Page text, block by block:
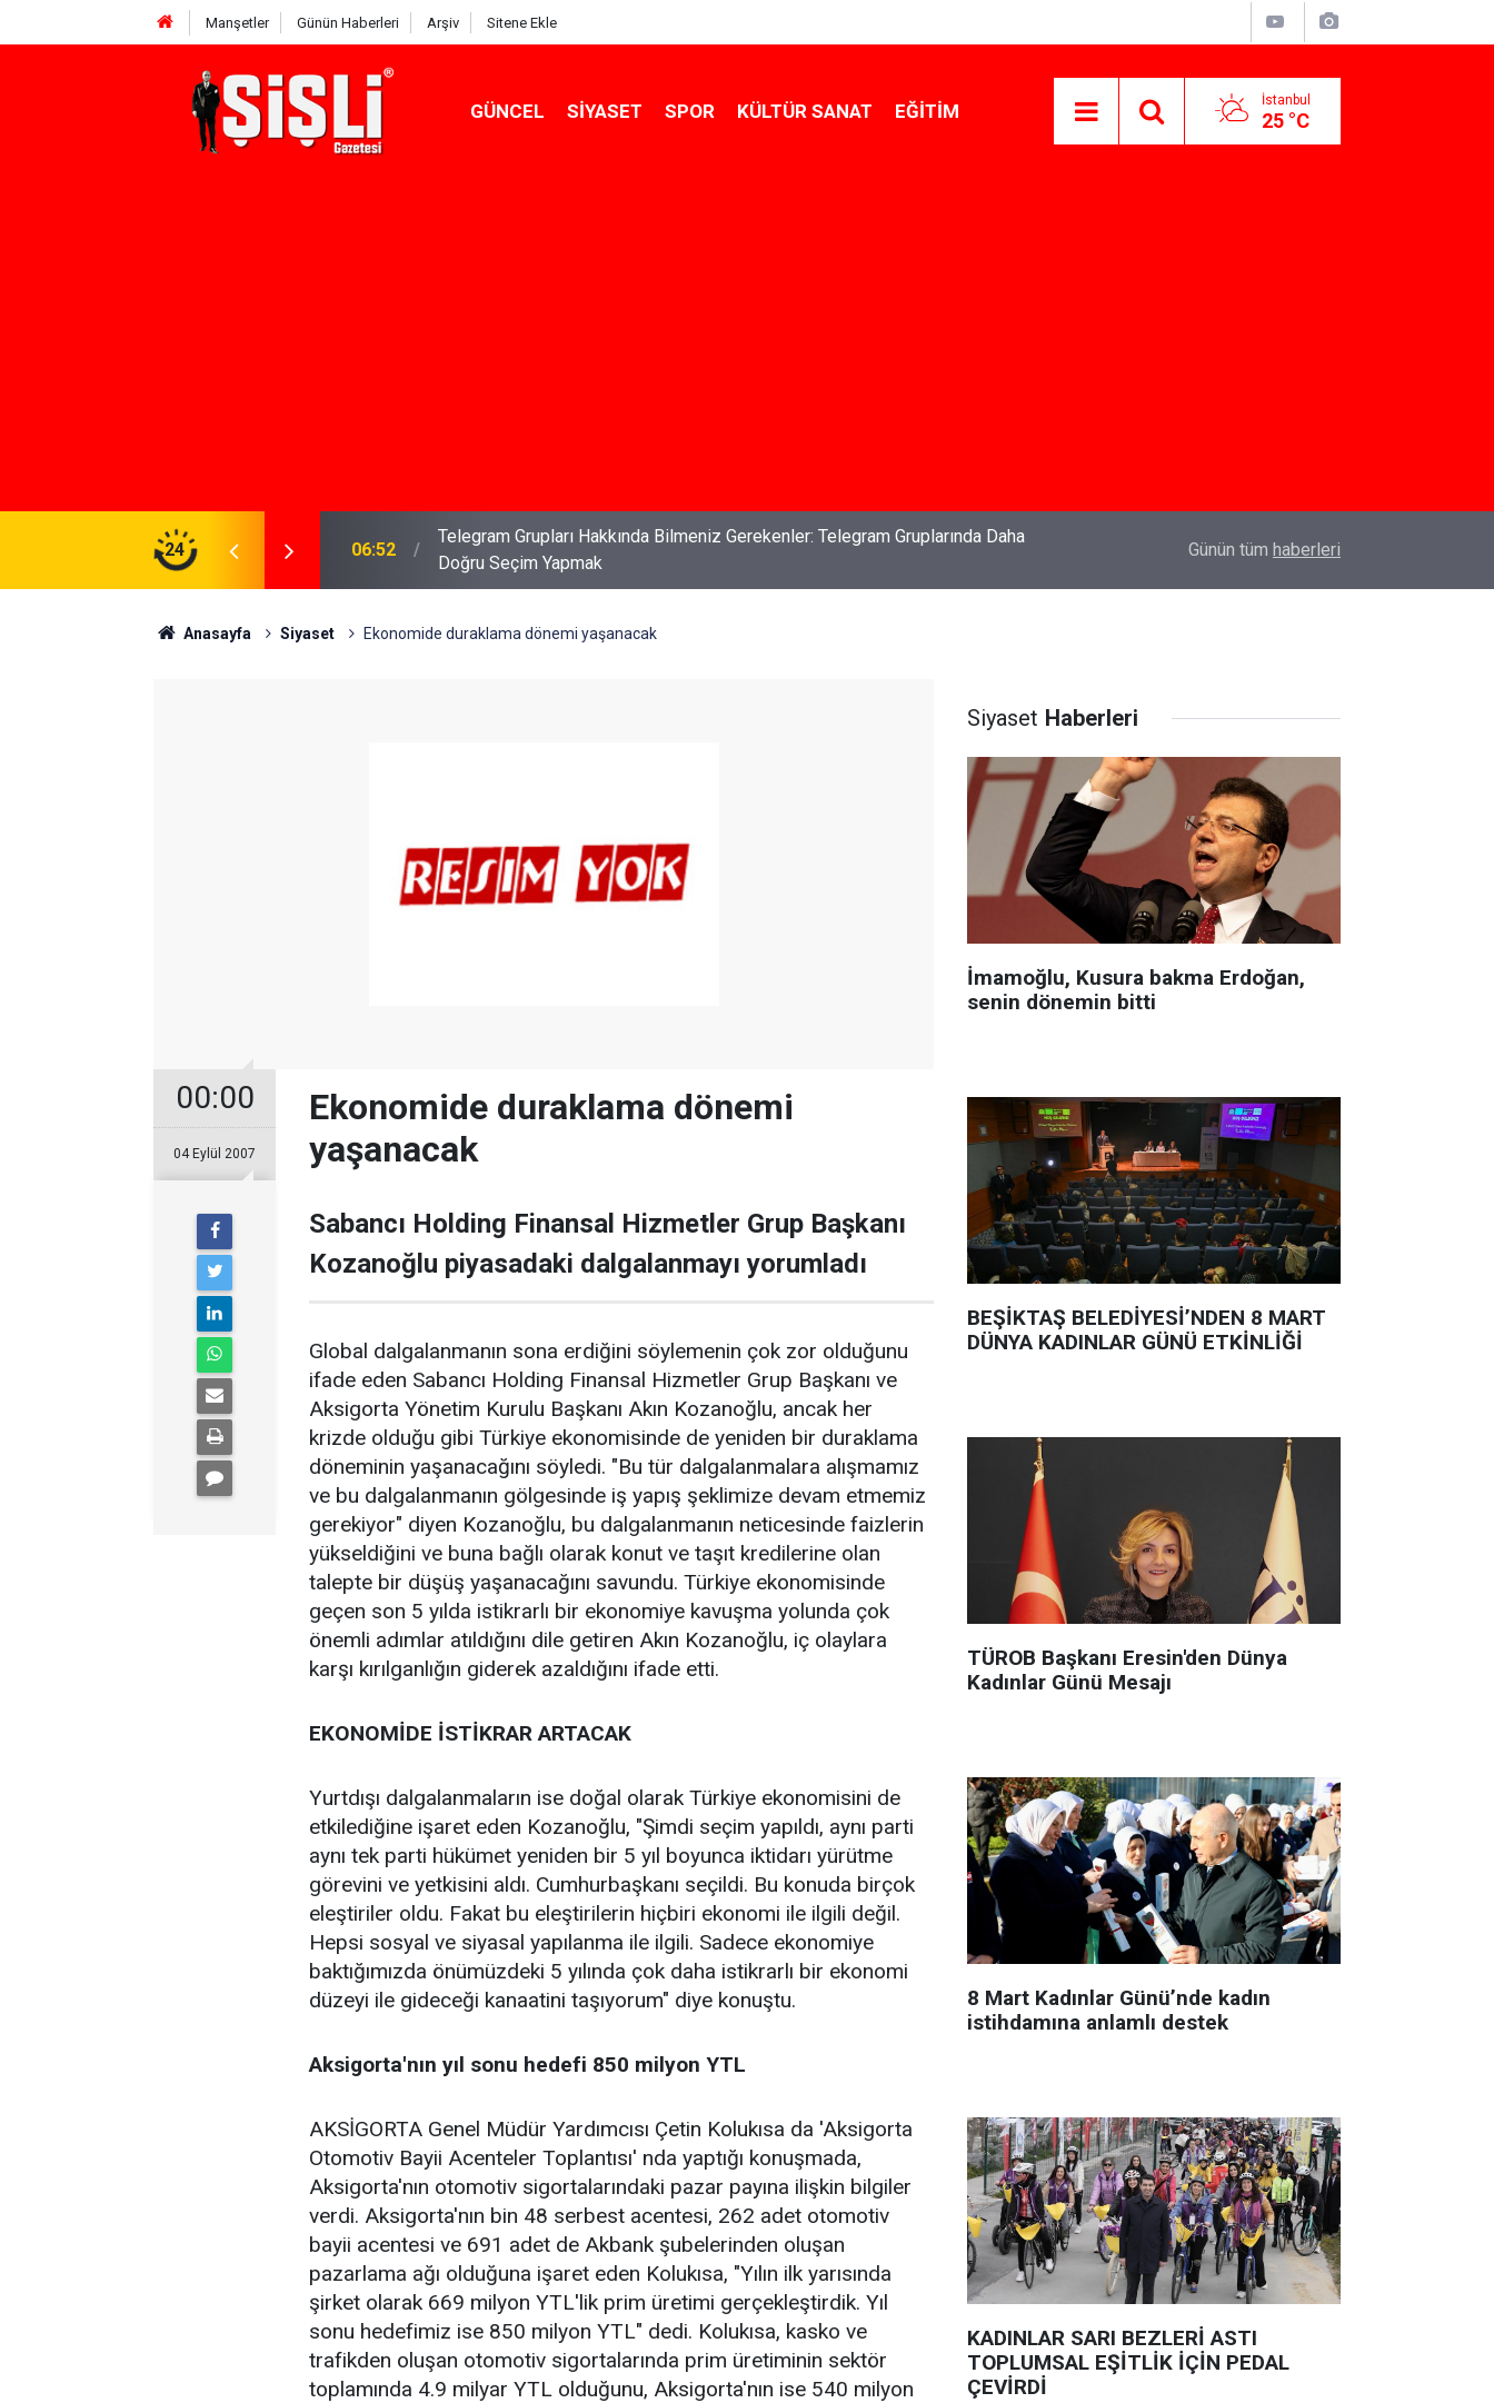
Manşetler Günün Haberleri Arşiv Sitene Ekle
GÜNCEL SIYASET SPOR KÜLTÜR SANAT EĞITIM İstanbul
25 °C
24
Gerekenler: Telegram Gruplarında Daha
04:43 İş Davaları: Haklarınızı Bilmek ve Koruma Altına Almak Özlem Drahyalı Kimdir, Nereli ve Kaç
Günün tüm haberleri
Anasayfa Siyaset Ekonomide duraklama dönemi yaşanacak
00:00
04 Eylül 2007
Ekonomide duraklama dönemi
yaşanacak
Sabancı Holding Finansal Hizmetler Grup Başkanı
Kozanoğlu piyasadaki dalgalanmayı yorumladı
Global dalgalanmanın sona erdiğini söylemenin çok zor olduğunu
ifade eden Sabancı Holding Finansal Hizmetler Grup Başkanı ve
Aksigorta Yönetim Kurulu Başkanı Akın Kozanoğlu, ancak her
krizde olduğu gibi Türkiye ekonomisinde de yeniden bir duraklama
döneminin yaşanacağını söyledi. "Bu tür dalgalanmalara alışmamız
ve bu dalgalanmanın gölgesinde iş yapış şeklimize devam etmemiz
gerekiyor" diyen Kozanoğlu, bu dalgalanmanın neticesinde faizlerin
yükseldiğini ve buna bağlı olarak konut ve taşıt kredilerine olan
talepte bir düşüş yaşanacağını savundu. Türkiye ekonomisinde
geçen son 5 yılda istikrarlı bir ekonomiye kavuşma yolunda çok
önemli adımlar atıldığını dile getiren Akın Kozanoğlu, iç olaylara
karşı kırılganlığın giderek azaldığını ifade etti.
EKONOMİDE İSTİKRAR ARTACAK
Yurtdışı dalgalanmaların ise doğal olarak Türkiye ekonomisini de
etkilediğine işaret eden Kozanoğlu, "Şimdi seçim yapıldı, aynı parti
aynı tek parti hükümet yeniden bir 5 yıl boyunca iktidarı yürütme
görevini ve yetkisini aldı. Cumhurbaşkanı seçildi. Bu konuda birçok
eleştiriler oldu. Fakat bu eleştirilerin hiçbiri ekonomi ile ilgili değil.
Hepsi sosyal ve siyasal yapılanma ile ilgili. Sadece ekonomiye
baktığımızda önümüzdeki 5 yılında çok daha istikrarlı bir ekonomi
düzeyi ile gideceği kanaatini taşıyorum" diye konuştu.
Aksigorta'nın yıl sonu hedefi 850 milyon YTL
AKSİGORTA Genel Müdür Yardımcısı Çetin Kolukısa da 'Aksigorta
Otomotiv Bayii Acenteler Toplantısı' nda yaptığı konuşmada,
Aksigorta'nın otomotiv sigortalarındaki pazar payına ilişkin bilgiler
verdi. Aksigorta'nın bin 48 serbest acentesi, 262 adet otomotiv
bayii acentesi ve 691 adet de Akbank şubelerinden oluşan
pazarlama ağı olduğuna işaret eden Kolukısa, "Yılın ilk yarısında
şirket olarak 669 milyon YTL'lik prim üretimi gerçekleştirdik. Yıl
sonu hedefimiz ise 850 milyon YTL" dedi. Kolukısa, kasko ve
trafikden oluşan otomotiv sigortalarında prim üretiminin sektör
toplamında 4.9 milyar YTL olduğunu, Aksigorta'nın ise 540 milyon
Siyaset Haberleri
İmamoğlu, Kusura bakma Erdoğan,
senin dönemin bitti
BEŞİKTAŞ BELEDİYESİ’NDEN 8 MART
DÜNYA KADINLAR GÜNÜ ETKİNLİĞİ
TÜROB Başkanı Eresin'den Dünya
Kadınlar Günü Mesajı
8 Mart Kadınlar Günü’nde kadın
istihdamına anlamlı destek
KADINLAR SARI BEZLERİ ASTI
TOPLUMSAL EŞİTLİK İÇİN PEDAL
ÇEVİRDİ